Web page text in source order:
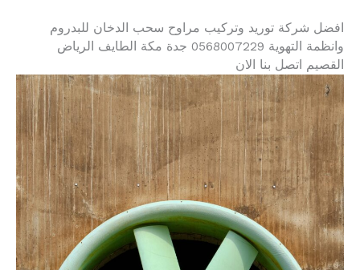
افضل شركة توريد وتركيب مراوح سحب الدخان للبدروم
وانظمة التهوية 0568007229 جدة مكة الطايف الرياض
القصيم اتصل بنا الان